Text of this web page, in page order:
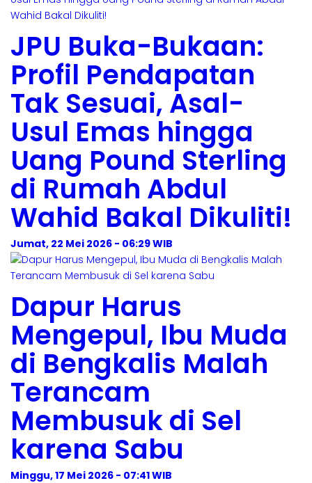
JPU Buka-Bukaan:
Profil Pendapatan
Tak Sesuai, Asal-
Usul Emas hingga
Uang Pound Sterling
di Rumah Abdul
Wahid Bakal Dikuliti!
Jumat, 22 Mei 2026 - 06:29 WIB
Dapur Harus
Mengepul, Ibu Muda
di Bengkalis Malah
Terancam
Membusuk di Sel
karena Sabu
Minggu, 17 Mei 2026 - 07:41 WIB